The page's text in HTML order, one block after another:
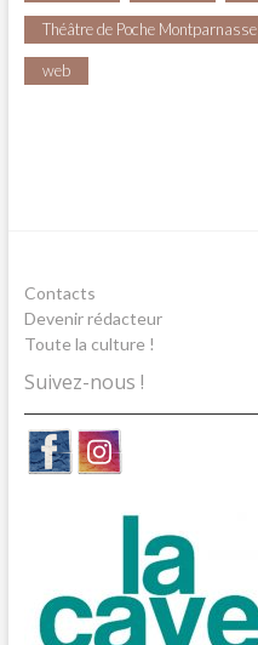
Théâtre de Poche Montparnasse
web
Contacts
Devenir rédacteur
Toute la culture !
Suivez-nous !